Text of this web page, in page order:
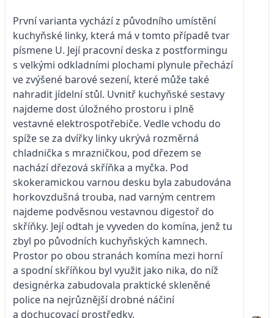
První varianta vychází z původního umístění
kuchyňské linky, která má v tomto případě tvar
písmene U. Její pracovní deska z postformingu
s velkými odkladními plochami plynule přechází
ve zvýšené barové sezení, které může také
nahradit jídelní stůl. Uvnitř kuchyňské sestavy
najdeme dost úložného prostoru i plně
vestavné elektrospotřebiče. Vedle vchodu do
spíže se za dvířky linky ukrývá rozměrná
chladnička s mrazničkou, pod dřezem se
nachází dřezová skříňka a myčka. Pod
skokeramickou varnou desku byla zabudována
horkovzdušná trouba, nad varným centrem
najdeme podvěsnou vestavnou digestoř do
skříňky. Její odtah je vyveden do komína, jenž tu
zbyl po původních kuchyňských kamnech.
Prostor po obou stranách komína mezi horní
a spodní skříňkou byl využit jako nika, do níž
designérka zabudovala praktické skleněné
police na nejrůznější drobné náčiní
a dochucovací prostředky.